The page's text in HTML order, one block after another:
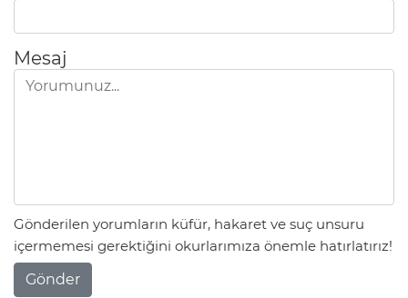
Mesaj
Gönderilen yorumların küfür, hakaret ve suç unsuru
içermemesi gerektiğini okurlarımıza önemle hatırlatırız!
Gönder